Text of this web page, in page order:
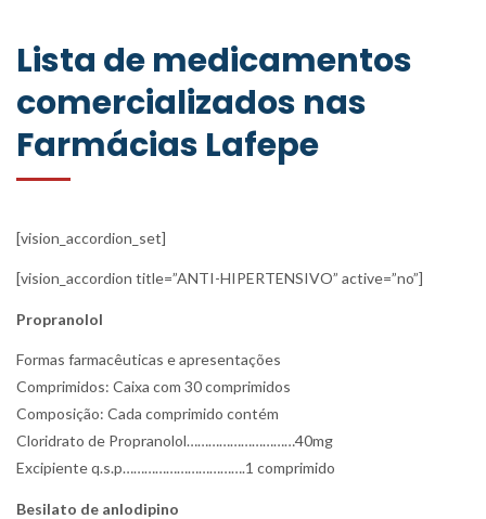
Lista de medicamentos
comercializados nas
Farmácias Lafepe
[vision_accordion_set]
[vision_accordion title=”ANTI-HIPERTENSIVO” active=”no”]
Propranolol
Formas farmacêuticas e apresentações
Comprimidos: Caixa com 30 comprimidos
Composição: Cada comprimido contém
Cloridrato de Propranolol…………………………40mg
Excipiente q.s.p…………………………….1 comprimido
Besilato de anlodipino